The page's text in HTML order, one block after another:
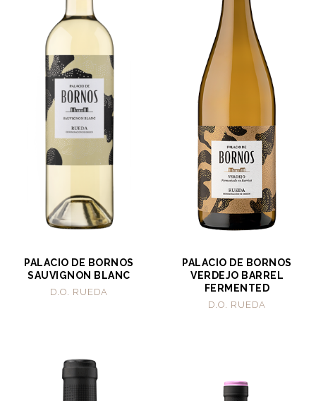
PALACIO DE BORNOS
SAUVIGNON BLANC
D.O. RUEDA
PALACIO DE BORNOS
VERDEJO BARREL
FERMENTED
D.O. RUEDA